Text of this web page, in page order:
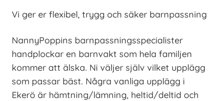
Vi ger er flexibel, trygg och säker barnpassning
NannyPoppins barnpassningsspecialister
handplockar en barnvakt som hela familjen
kommer att älska. Ni väljer själv vilket upplägg
som passar bäst. Några vanliga upplägg i
Ekerö är hämtning/lämning, heltid/deltid och